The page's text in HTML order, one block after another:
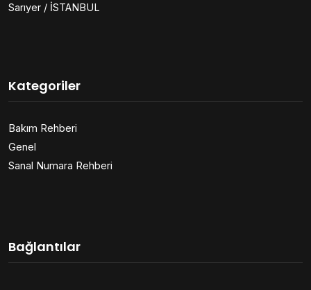
Sarıyer / İSTANBUL
Kategoriler
Bakım Rehberi
Genel
Sanal Numara Rehberi
Bağlantılar